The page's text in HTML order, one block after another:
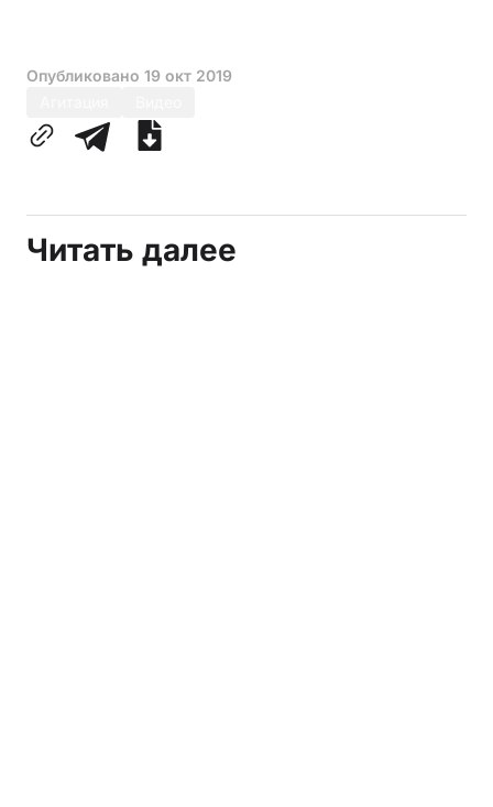
Опубликовано 19 окт 2019
Читать далее